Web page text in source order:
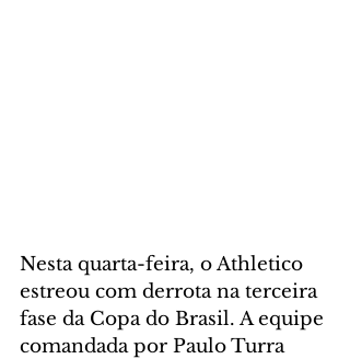
Nesta quarta-feira, o Athletico
estreou com derrota na terceira
fase da Copa do Brasil. A equipe
comandada por Paulo Turra